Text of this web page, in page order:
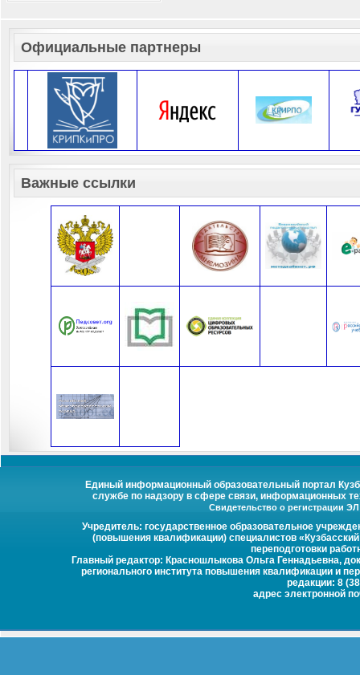
Официальные партнеры
Важные ссылки
Единый информационный образовательный портал
службе по надзору в сфере связи, информационных
Свидетельство о регистрации
Учредитель: государственное образовательное
(повышения квалификации) специалистов
переподготовки
Главный редактор: Красношлыкова Ольга Геннадьевна,
регионального института повышения квалификации и
редакции: 8
адрес электронной